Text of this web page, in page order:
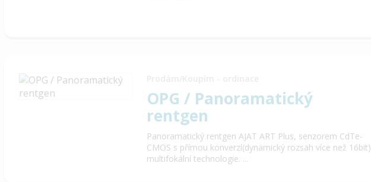
OPG / Panoramatický
rentgen
Panoramatický rentgen AJAT ART Plus, senzorem CdTe-
CMOS s přímou konverzí(dynamický rozsah více než 16bit)
multifokální technologie. ...